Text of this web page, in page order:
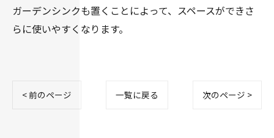
ガーデンシンクも置くことによって、スペースができさ
らに使いやすくなります。
< 前のページ 一覧に戻る 次のページ >